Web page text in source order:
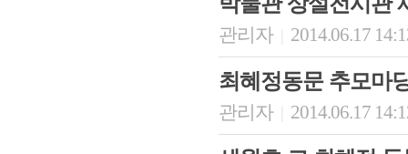
관리자 2014.06.17
최혜정동문 추모마
관리자 2014.06.17